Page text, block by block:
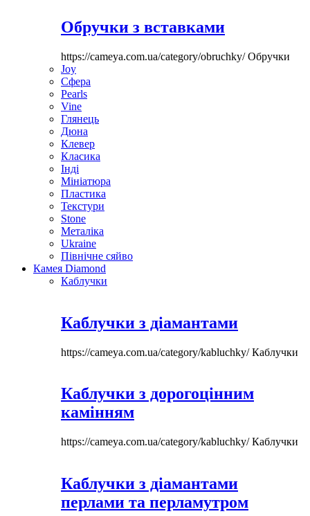
Обручки з вставками
https://cameya.com.ua/category/obruchky/Обручки
Joy
Сфера
Pearls
Vine
Глянець
Дюна
Клевер
Класика
Інді
Мініатюра
Пластика
Текстури
Stone
Металіка
Ukraine
Північне сяйво
Камея Diamond
Каблучки
Каблучки з діамантами
https://cameya.com.ua/category/kabluchky/Каблучки
Каблучки з дорогоцінним
камінням
https://cameya.com.ua/category/kabluchky/Каблучки
Каблучки з діамантами
перлами та перламутром